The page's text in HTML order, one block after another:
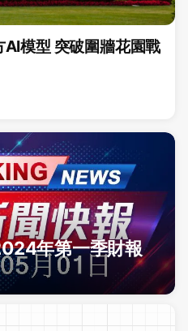
模型 突破圍牆花園戰
年第一季財報